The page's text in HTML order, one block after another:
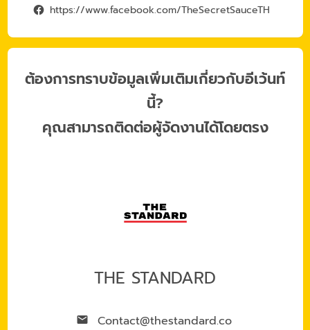
https://www.facebook.com/TheSecretSauceTH
ต้องการทราบข้อมูลเพิ่มเติมเกี่ยวกับอีเว้นท์
นี้?
คุณสามารถติดต่อผู้จัดงานได้โดยตรง
THE STANDARD
Contact@thestandard.co